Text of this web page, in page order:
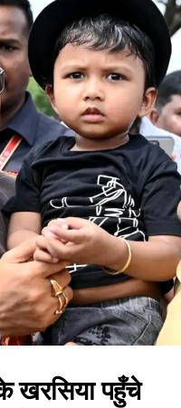
खरसिया पहुँचे